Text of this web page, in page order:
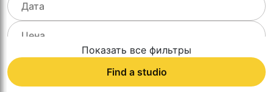
Показать все фильтры
Find a studio